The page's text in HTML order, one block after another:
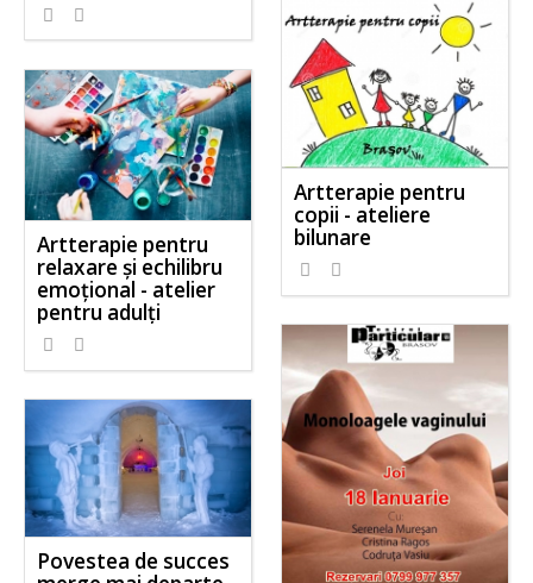
Artterapie pentru
copii - ateliere
bilunare
Artterapie pentru
relaxare şi echilibru
emoţional - atelier
pentru adulţi
Povestea de succes